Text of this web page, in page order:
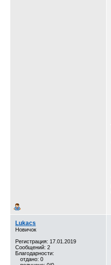
Lukacs
Новичок
Регистрация: 17.01.2019
Сообщений: 2
Благодарности:
отдано: 0